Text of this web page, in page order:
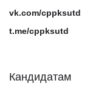
vk.com/cppksutd
t.me/cppksutd
Кандидатам